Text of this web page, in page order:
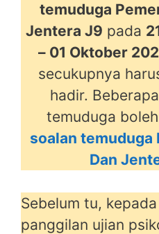
temuduga
Jentera J9 pada
– 01 Oktober
secukupnya
hadir.
temuduga
soalan temuduga
Dan
Sebelum tu,
panggilan ujian